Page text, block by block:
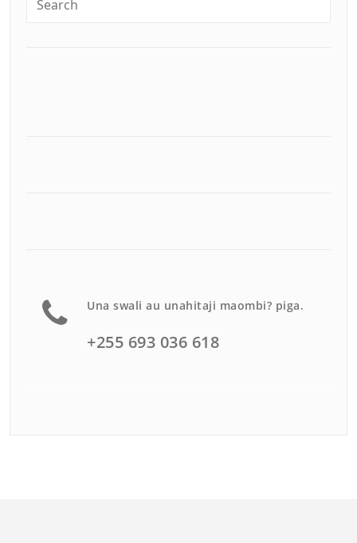
Una swali au unahitaji maombi? piga.
+255 693 036 618